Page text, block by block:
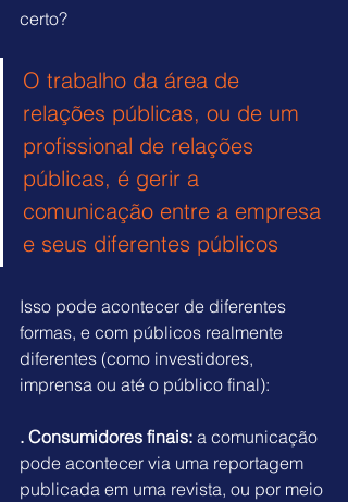
certo?
O trabalho da área de
relações públicas, ou de um
profissional de relações
públicas, é gerir a
comunicação entre a empresa
e seus diferentes públicos
Isso pode acontecer de diferentes
formas, e com públicos realmente
diferentes (como investidores,
imprensa ou até o público final):
. Consumidores finais: a comunicação
pode acontecer via uma reportagem
publicada em uma revista, ou por meio